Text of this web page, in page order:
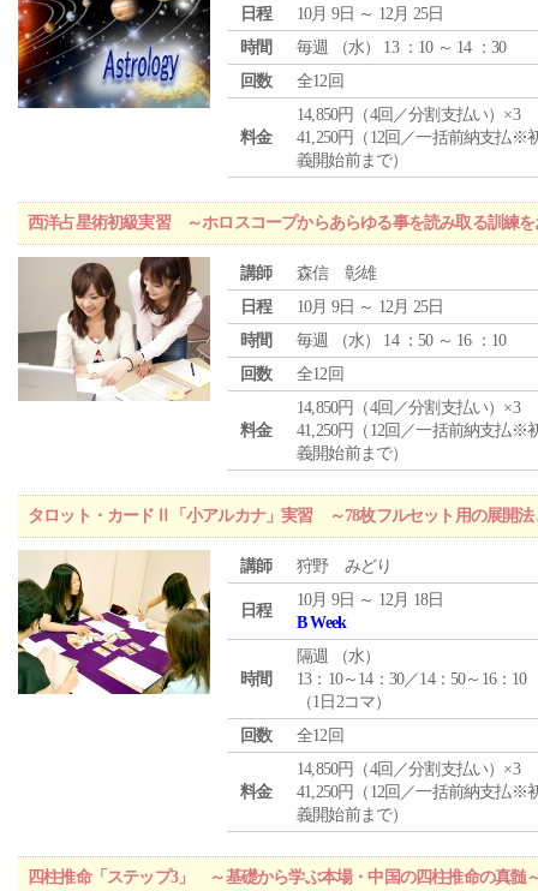
日程
10月 9日 ～ 12月 25日
時間
毎週 （水） 13 ：10 ～ 14 ：30
回数
全12回
料金
14,850円（4回／分割支払い）×3
41,250円（12回／一括前納支払※
義開始前まで）
西洋占星術初級実習 ～ホロスコープからあらゆる事を読み取る訓練を
講師
森信 彰雄
日程
10月 9日 ～ 12月 25日
時間
毎週 （水） 14 ：50 ～ 16 ：10
回数
全12回
料金
14,850円（4回／分割支払い）×3
41,250円（12回／一括前納支払※
義開始前まで）
タロット・カードⅡ「小アルカナ」実習 ～78枚フルセット用の展開法
講師 狩野 みどり
日程
10月 9日 ～ 12月 18日
B Week
時間
隔週 （水）
13：10～14：30／14：50～16：10
（1日2コマ）
回数
全12回
料金
14,850円（4回／分割支払い）×3
41,250円（12回／一括前納支払※
義開始前まで）
四柱推命「ステップ3」 ～基礎から学ぶ本場・中国の四柱推命の真髄